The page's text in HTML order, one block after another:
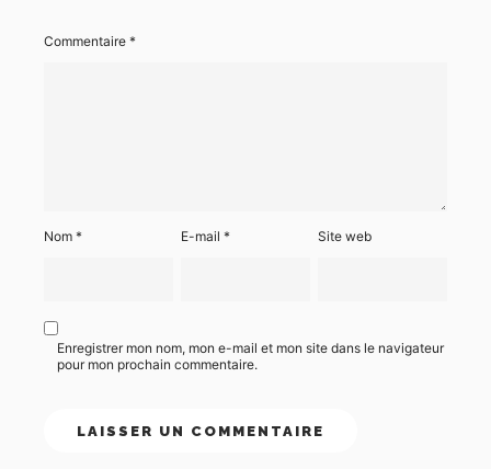
Commentaire *
Nom * E-mail* Site web
Enregistrer mon nom, mon e-mail et mon site dans le navigateur
pour mon prochain commentaire.